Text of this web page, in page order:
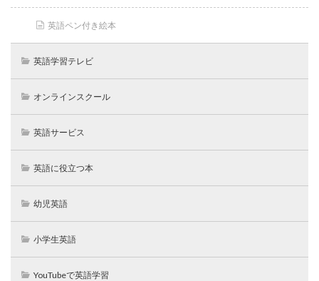
英語ペン付き絵本
英語学習テレビ
オンラインスクール
英語サービス
英語に役立つ本
幼児英語
小学生英語
YouTubeで英語学習